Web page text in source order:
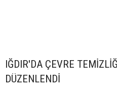
IĞDIR'DA ÇEVRE
DÜZENLENDİ